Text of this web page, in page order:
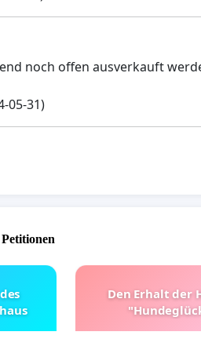
noch offen ausverkauft
05-31)
Den Erhalt der